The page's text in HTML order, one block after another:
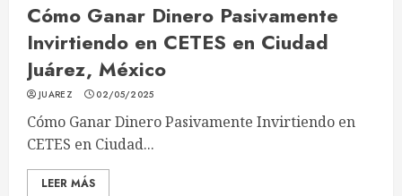
Cómo Ganar Dinero Pasivamente
Invirtiendo en CETES en Ciudad
Juárez, México
JUAREZ 02/05/2025
Cómo Ganar Dinero Pasivamente Invirtiendo en
CETES en Ciudad...
LEER MÁS